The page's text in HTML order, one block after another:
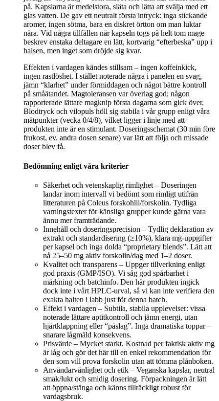
på. Kapslarna är medelstora, släta och lätta att svälja med ett
glas vatten. De gav ett neutralt första intryck: inga stickande
aromer, ingen sötma, bara en diskret örtton om man luktar
nära. Vid några tillfällen när kapseln togs på helt tom mage
beskrev enstaka deltagare en lätt, kortvarig “efterbeska” upp i
halsen, men inget som dröjde sig kvar.
Effekten i vardagen kändes stillsam – ingen koffeinkick,
ingen rastlöshet. I stället noterade några i panelen en svag,
jämn “klarhet” under förmiddagen och något bättre kontroll
på småätandet. Magtoleransen var överlag god; någon
rapporterade lättare magknip första dagarna som gick över.
Blodtryck och vilopuls höll sig stabila i vår grupp enligt våra
mätpunkter (vecka 0/4/8), vilket ligger i linje med att
produkten inte är en stimulant. Doseringsschemat (30 min före
frukost, ev. andra dosen senare) var lätt att följa och missade
doser blev få.
Bedömning enligt våra kriterier
Säkerhet och vetenskaplig rimlighet – Doseringen
landar inom intervall vi bedömt som rimligt utifrån
litteraturen på Coleus forskohlii/forskolin. Tydliga
varningstexter för känsliga grupper kunde gärna vara
ännu mer framträdande.
Innehåll och doseringsprecision – Tydlig deklaration av
extrakt och standardisering (≥10%), klara mg‑uppgifter
per kapsel och inga dolda “proprietary blends”. Lätt att
nå 25–50 mg aktiv forskolin/dag med 1–2 doser.
Kvalitet och transparens – Uppger tillverkning enligt
god praxis (GMP/ISO). Vi såg god spårbarhet i
märkning och batchinfo. Den här produkten ingick
dock inte i vårt HPLC‑urval, så vi kan inte verifiera den
exakta halten i labb just för denna batch.
Effekt i vardagen – Subtila, stabila upplevelser: vissa
noterade lättare aptitkontroll och jämn energi, utan
hjärtklappning eller “påslag”. Inga dramatiska toppar –
snarare lågmäld konsekvens.
Prisvärde – Mycket starkt. Kostnad per faktisk aktiv mg
är låg och gör det här till en enkel rekommendation för
den som vill prova forskolin utan att tömma plånboken.
Användarvänlighet och etik – Veganska kapslar, neutral
smak/lukt och smidig dosering. Förpackningen är lätt
att öppna/stänga och känns tillräckligt robust för
vardagsbruk.